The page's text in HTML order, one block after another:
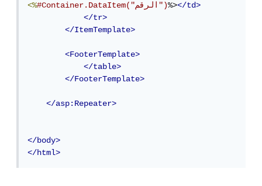
<%
#Container.DataItem("الرقم")%></td>
</tr>
</ItemTemplate>
<FooterTemplate>
</table>
</FooterTemplate>
</asp:Repeater>
</body>
</html>